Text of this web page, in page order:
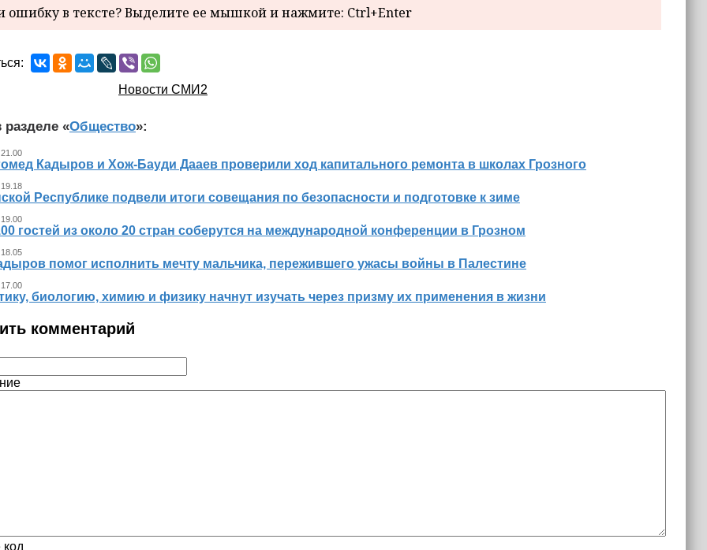
в тексте? Выделите ее мышкой и нажмите: Ctrl+Enter
Новости СМИ2
разделе «Общество»:
Кадыров и Хож-Бауди Дааев проверили ход капитального ремонта в школах Грозного
Республике подвели итоги совещания по безопасности и подготовке к зиме
гостей из около 20 стран соберутся на международной конференции в Грозном
помог исполнить мечту мальчика, пережившего ужасы войны в Палестине
биологию, химию и физику начнут изучать через призму их применения в жизни
комментарий
код